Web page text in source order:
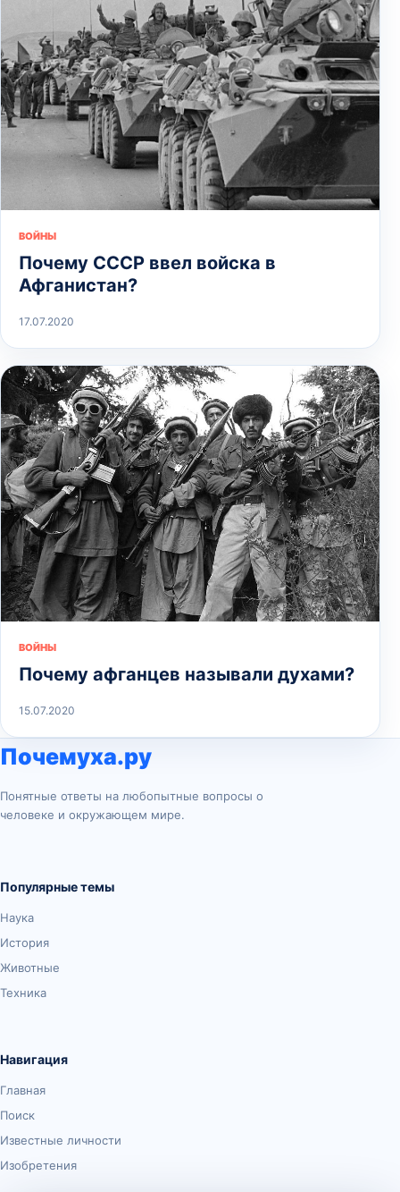
ВОЙНЫ
Почему СССР ввел войска в
Афганистан?
17.07.2020
ВОЙНЫ
Почему афганцев называли духами?
15.07.2020
Почемуха.ру
Понятные ответы на любопытные вопросы о
человеке и окружающем мире.
Популярные темы
Наука
История
Животные
Техника
Навигация
Главная
Поиск
Известные личности
Изобретения